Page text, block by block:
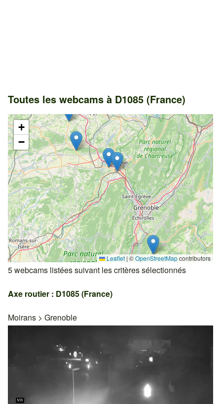
Toutes les webcams à D1085 (France)
+
−
Leaflet | ©OpenStreetMapcontributors
5 webcams listées suivant les critères sélectionnés
Axe routier : D1085 (France)
Moirans > Grenoble